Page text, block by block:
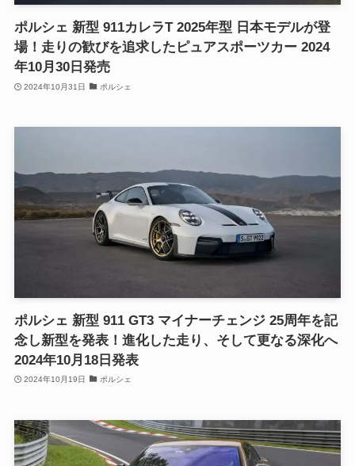
ポルシェ 新型 911カレラT 2025年型 日本モデルが登
場！走りの歓びを追求したピュアスポーツカー 2024
年10月30日発売
2024年10月31日 ポルシェ
ポルシェ 新型 911 GT3 マイナーチェンジ 25周年を記
念し新型を発表！進化した走り、そして更なる深化へ
2024年10月18日発表
2024年10月19日 ポルシェ